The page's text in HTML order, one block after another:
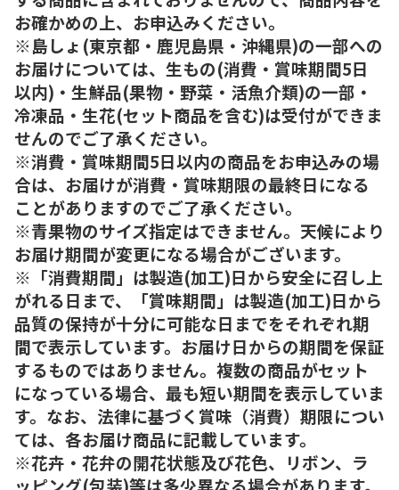
お確かめの上、お申込みください。
※島しょ(東京都・鹿児島県・沖縄県)の一部への
お届けについては、生もの(消費・賞味期間5日
以内)・生鮮品(果物・野菜・活魚介類)の一部・
冷凍品・生花(セット商品を含む)は受付ができま
せんのでご了承ください。
※消費・賞味期間5日以内の商品をお申込みの場
合は、お届けが消費・賞味期限の最終日になる
ことがありますのでご了承ください。
※青果物のサイズ指定はできません。天候により
お届け期間が変更になる場合がございます。
※「消費期間」は製造(加工)日から安全に召し上
がれる日まで、「賞味期間」は製造(加工)日から
品質の保持が十分に可能な日までをそれぞれ期
間で表示しています。お届け日からの期間を保証
するものではありません。複数の商品がセット
になっている場合、最も短い期間を表示していま
す。なお、法律に基づく賞味（消費）期限につい
ては、各お届け商品に記載しています。
※花卉・花弁の開花状態及び花色、リボン、ラ
ッピング(包装)等は多少異なる場合があります。